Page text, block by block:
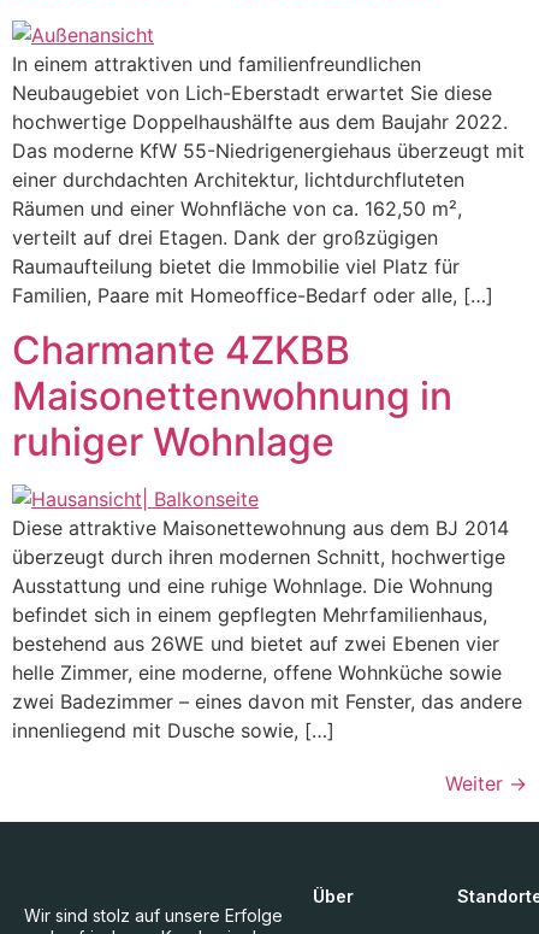
In einem attraktiven und familienfreundlichen
Neubaugebiet von Lich-Eberstadt erwartet Sie diese
hochwertige Doppelhaushälfte aus dem Baujahr 2022.
Das moderne KfW 55-Niedrigenergiehaus überzeugt mit
einer durchdachten Architektur, lichtdurchfluteten
Räumen und einer Wohnfläche von ca. 162,50 m²,
verteilt auf drei Etagen. Dank der großzügigen
Raumaufteilung bietet die Immobilie viel Platz für
Familien, Paare mit Homeoffice-Bedarf oder alle, […]
Charmante 4ZKBB
Maisonettenwohnung in
ruhiger Wohnlage
Diese attraktive Maisonettewohnung aus dem BJ 2014
überzeugt durch ihren modernen Schnitt, hochwertige
Ausstattung und eine ruhige Wohnlage. Die Wohnung
befindet sich in einem gepflegten Mehrfamilienhaus,
bestehend aus 26WE und bietet auf zwei Ebenen vier
helle Zimmer, eine moderne, offene Wohnküche sowie
zwei Badezimmer – eines davon mit Fenster, das andere
innenliegend mit Dusche sowie, […]
Weiter →
Wir sind stolz auf unsere Erfolge
Über